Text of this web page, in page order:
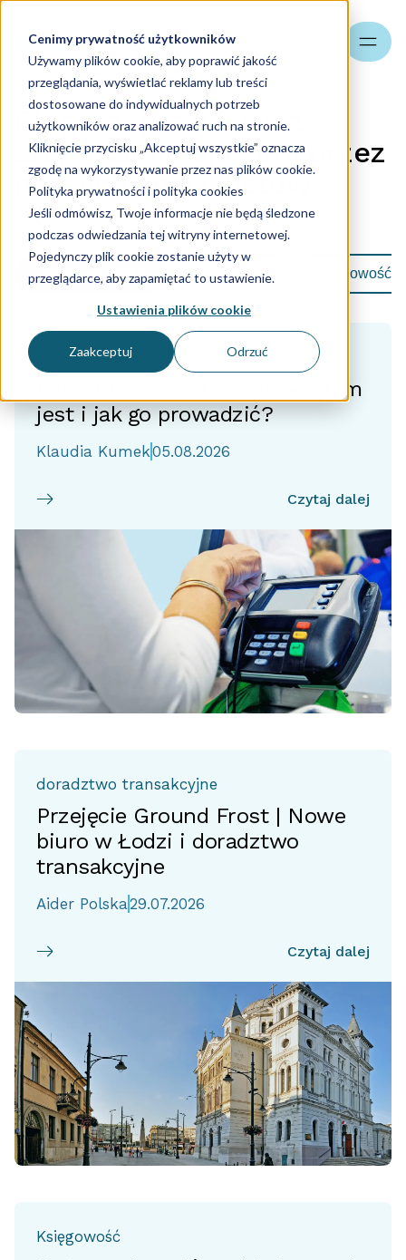
Cenimy prywatność użytkowników
Używamy plików cookie, aby poprawić jakość
przeglądania, wyświetlać reklamy lub treści
dostosowane do indywidualnych potrzeb
użytkowników oraz analizować ruch na stronie.
Kliknięcie przycisku „Akceptuj wszystkie” oznacza
zgodę na wykorzystywanie przez nas plików cookie.
Polityka prywatności i polityka cookies
Jeśli odmówisz, Twoje informacje nie będą śledzone
podczas odwiedzania tej witryny internetowej.
Pojedynczy plik cookie zostanie użyty w
przeglądarce, aby zapamiętać to ustawienie.
Ustawienia plików cookie
Zaakceptuj Odrzuć
Blog - zapoznaj się z
artykułami napisami przez
naszych specjalistów
Strona główna
Zobacz wszystkie Kadry i Płace Księgowość
Księgowość
Raport kasowy w sklepie – czym
jest i jak go prowadzić?
Klaudia Kumek05.08.2026
Czytaj dalej
doradztwo transakcyjne
Przejęcie Ground Frost | Nowe
biuro w Łodzi i doradztwo
transakcyjne
Aider Polska29.07.2026
Czytaj dalej
Księgowość